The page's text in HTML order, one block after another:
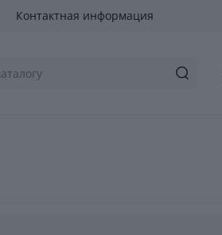
Контактная информация